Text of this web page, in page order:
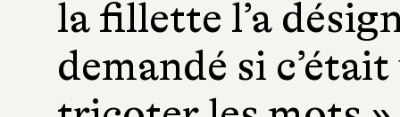
la fillette l’a
demandé si